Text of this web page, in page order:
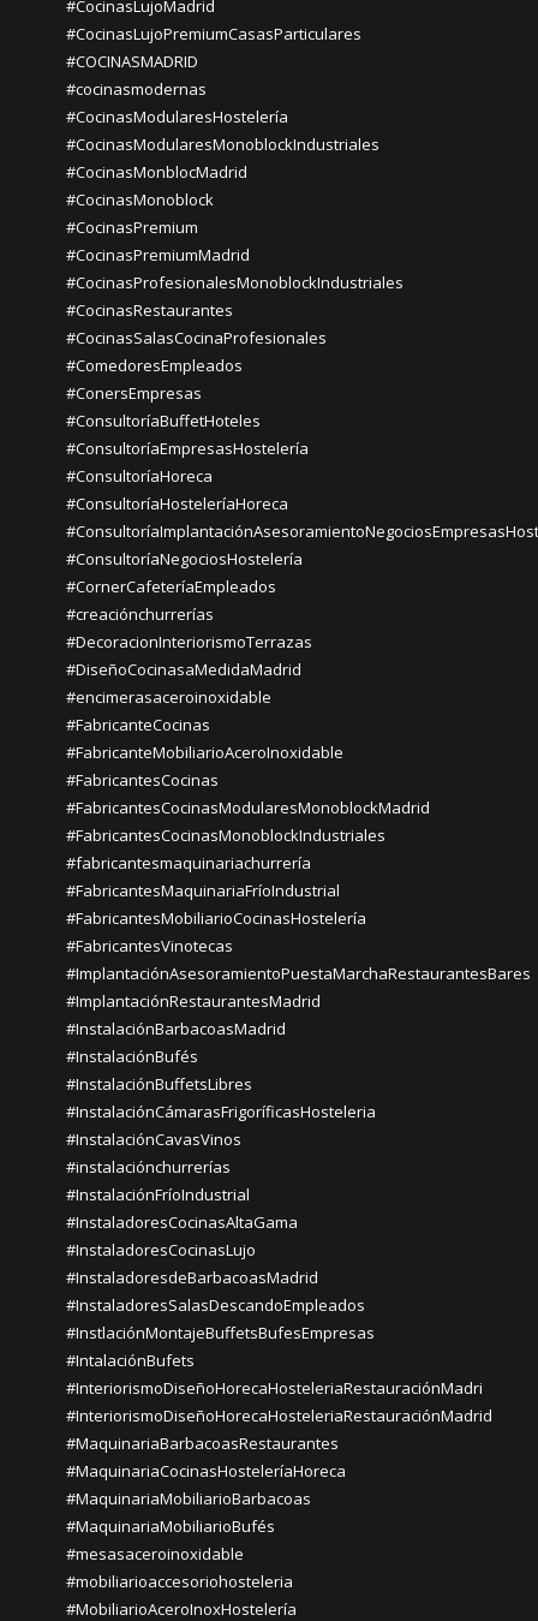
#CocinasLujoMadrid
#CocinasLujoPremiumCasasParticulares
#COCINASMADRID
#cocinasmodernas
#CocinasModularesHostelería
#CocinasModularesMonoblockIndustriales
#CocinasMonblocMadrid
#CocinasMonoblock
#CocinasPremium
#CocinasPremiumMadrid
#CocinasProfesionalesMonoblockIndustriales
#CocinasRestaurantes
#CocinasSalasCocinaProfesionales
#ComedoresEmpleados
#ConersEmpresas
#ConsultoríaBuffetHoteles
#ConsultoríaEmpresasHostelería
#ConsultoríaHoreca
#ConsultoríaHosteleríaHoreca
#ConsultoríaNegociosHostelería
#CornerCafeteríaEmpleados
#creaciónchurrerías
#DecoracionInteriorismoTerrazas
#DiseñoCocinasaMedidaMadrid
#encimerasaceroinoxidable
#FabricanteCocinas
#FabricanteMobiliarioAceroInoxidable
#FabricantesCocinas
#FabricantesCocinasModularesMonoblockMadrid
#FabricantesCocinasMonoblockIndustriales
#fabricantesmaquinariachurrería
#FabricantesMaquinariaFríoIndustrial
#FabricantesMobiliarioCocinasHostelería
#FabricantesVinotecas
#ImplantaciónAsesoramientoPuestaMarchaRestaurantesBares
#ImplantaciónRestaurantesMadrid
#InstalaciónBarbacoasMadrid
#InstalaciónBufés
#InstalaciónBuffetsLibres
#InstalaciónCámarasFrigoríficasHosteleria
#InstalaciónCavasVinos
#instalaciónchurrerías
#InstalaciónFríoIndustrial
#InstaladoresCocinasAltaGama
#InstaladoresCocinasLujo
#InstaladoresdeBarbacoasMadrid
#InstaladoresSalasDescandoEmpleados
#InstlaciónMontajeBuffetsBufesEmpresas
#IntalaciónBufets
#InteriorismoDiseñoHorecaHosteleriaRestauraciónMadri
#InteriorismoDiseñoHorecaHosteleriaRestauraciónMadrid
#MaquinariaBarbacoasRestaurantes
#MaquinariaCocinasHosteleríaHoreca
#MaquinariaMobiliarioBarbacoas
#MaquinariaMobiliarioBufés
#mesasaceroinoxidable
#mobiliarioaccesoriohosteleria
#MobiliarioAceroInoxHostelería